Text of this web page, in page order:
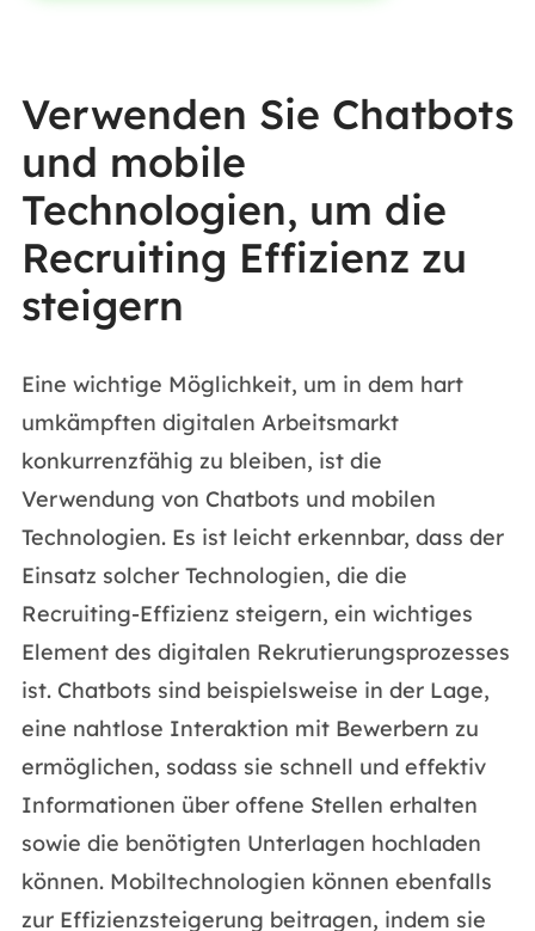
Verwenden Sie Chatbots
und mobile
Technologien, um die
Recruiting Effizienz zu
steigern
Eine wichtige Möglichkeit, um in dem hart
umkämpften digitalen Arbeitsmarkt
konkurrenzfähig zu bleiben, ist die
Verwendung von Chatbots und mobilen
Technologien. Es ist leicht erkennbar, dass der
Einsatz solcher Technologien, die die
Recruiting-Effizienz steigern, ein wichtiges
Element des digitalen Rekrutierungsprozesses
ist. Chatbots sind beispielsweise in der Lage,
eine nahtlose Interaktion mit Bewerbern zu
ermöglichen, sodass sie schnell und effektiv
Informationen über offene Stellen erhalten
sowie die benötigten Unterlagen hochladen
können. Mobiltechnologien können ebenfalls
zur Effizienzsteigerung beitragen, indem sie